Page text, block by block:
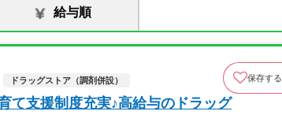
給与順
ドラッグストア（調剤併設） 保存する
て支援制度充実♪高給与のドラッグ